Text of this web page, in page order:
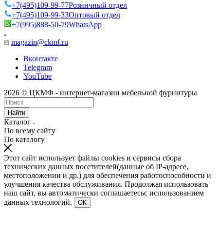
+7(495)109-99-77Розничный отдел
+7(495)109-99-33Оптовый отдел
+7(995)888-50-79WhatsApp
magazin@ckmf.ru
Вконтакте
Telegram
YouTube
2026 © ЦКМФ - интернет-магазин мебельной фурнитуры
Найти
Каталог
По всему сайту
По каталогу
Этот сайт использует файлы cookies и сервисы сбора
технических данных посетителей(данные об IP-адресе,
местоположении и др.) для обеспечения работоспособности и
улучшения качества обслуживания. Продолжая использовать
наш сайт, вы автоматически соглашаетесьс использованием
данных технологий.
OK